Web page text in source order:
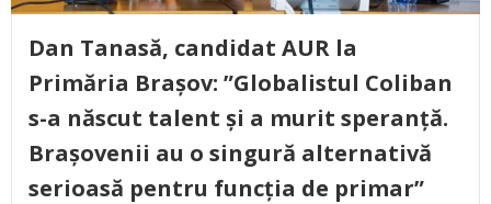
Dan Tanasă, candidat AUR la
Primăria Brașov: ”Globalistul Coliban
s-a născut talent și a murit speranță.
Brașovenii au o singură alternativă
serioasă pentru funcția de primar”